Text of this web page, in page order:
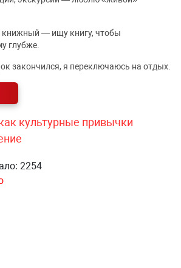
книжный — ищу книгу, чтобы
глубже.
закончился, я переключаюсь на отдых.
культурные привычки
2254